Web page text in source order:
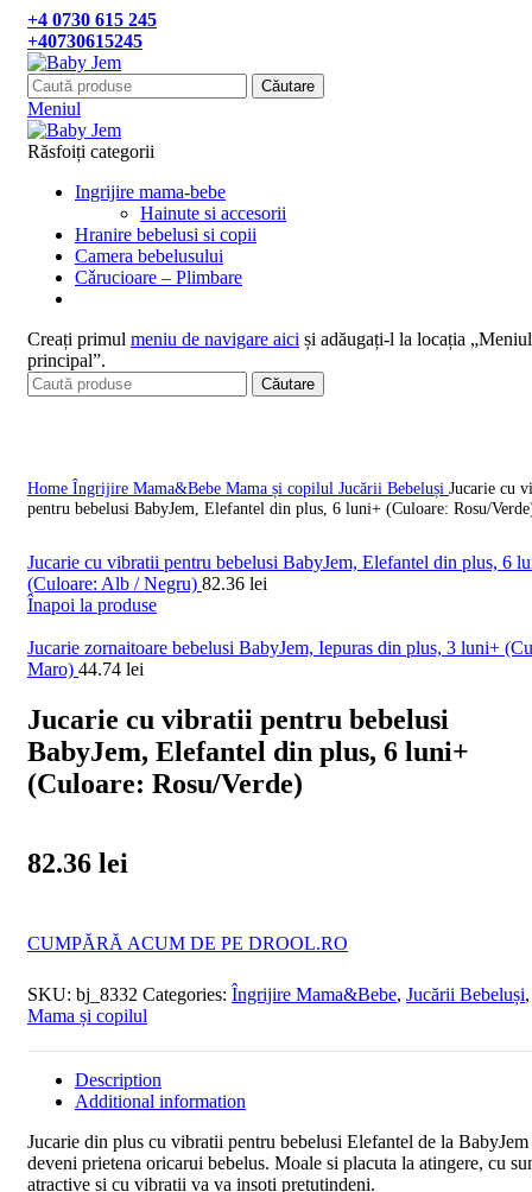
+4 0730 615 245
+40730615245
Căutare
Meniul
Răsfoiți categorii
Ingrijire mama-bebe
Hainute si accesorii
Hranire bebelusi si copii
Camera bebelusului
Cǎrucioare – Plimbare
Creați primul meniu de navigare aici și adăugați-l la locația „Meniul
principal”.
Căutare
Home Îngrijire Mama&Bebe Mama și copilul Jucării Bebeluși Jucarie cu
pentru bebelusi BabyJem, Elefantel din plus, 6 luni+ (Culoare: Rosu/
Jucarie cu vibratii pentru bebelusi BabyJem, Elefantel din plus, 6
(Culoare: Alb / Negru) 82.36 lei
Înapoi la produse
Jucarie zornaitoare bebelusi BabyJem, Iepuras din plus, 3 luni+
Maro) 44.74 lei
Jucarie cu vibratii pentru bebelusi
BabyJem, Elefantel din plus, 6 luni+
(Culoare: Rosu/Verde)
82.36 lei
CUMPĂRĂ ACUM DE PE DROOL.RO
SKU: bj_8332 Categories: Îngrijire Mama&Bebe, Jucării Bebeluși,
Mama și copilul
Description
Additional information
Jucarie din plus cu vibratii pentru bebelusi Elefantel de la BabyJem
deveni prietena oricarui bebelus. Moale si placuta la atingere, cu
atractive si cu vibratii va va insoti pretutindeni.